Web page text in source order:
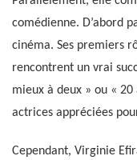
comédienne. D’abord
cinéma. Ses premiers
rencontrent un vrai
mieux à deux » ou «
actrices appréciées
Cependant, Virginie